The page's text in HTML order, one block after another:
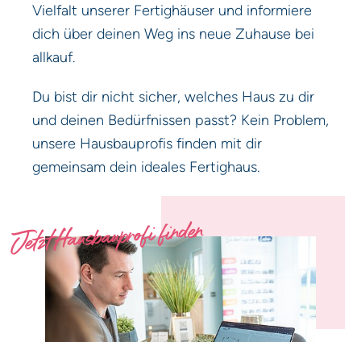
Vielfalt unserer Fertighäuser und informiere
dich über deinen Weg ins neue Zuhause bei
allkauf.
Du bist dir nicht sicher, welches Haus zu dir
und deinen Bedürfnissen passt? Kein Problem,
unsere Hausbauprofis finden mit dir
gemeinsam dein ideales Fertighaus.
Jetzt Hausbauprofi finden